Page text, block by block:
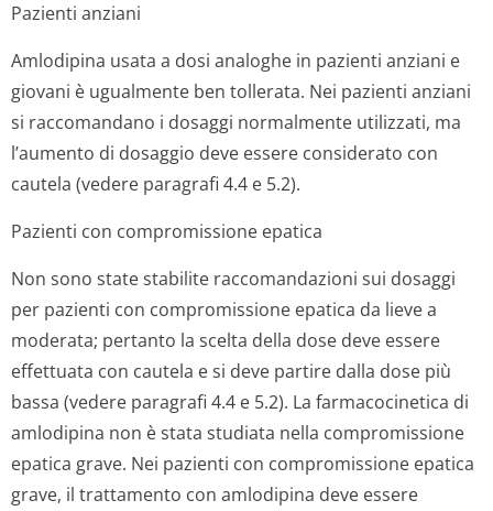
Pazienti anziani
Amlodipina usata a dosi analoghe in pazienti anziani e
giovani è ugualmente ben tollerata. Nei pazienti anziani
si raccomandano i dosaggi normalmente utilizzati, ma
l’aumento di dosaggio deve essere considerato con
cautela (vedere paragrafi 4.4 e 5.2).
Pazienti con compromissione epatica
Non sono state stabilite raccomandazioni sui dosaggi
per pazienti con compromissione epatica da lieve a
moderata; pertanto la scelta della dose deve essere
effettuata con cautela e si deve partire dalla dose più
bassa (vedere paragrafi 4.4 e 5.2). La farmacocinetica di
amlodipina non è stata studiata nella compromissione
epatica grave. Nei pazienti con compromissione epatica
grave, il trattamento con amlodipina deve essere